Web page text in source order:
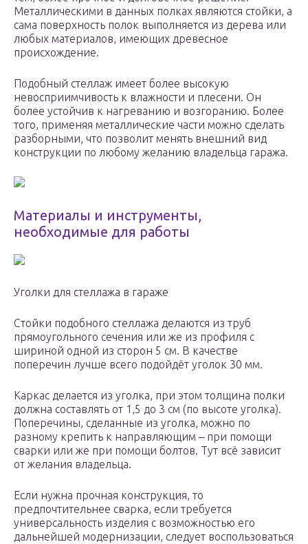
Металлическими в данных полках являются стойки, а
сама поверхность полок выполняется из дерева или
любых материалов, имеющих древесное
происхождение.
Подобный стеллаж имеет более высокую
невосприимчивость к влажности и плесени. Он
более устойчив к нагреванию и возгоранию. Более
того, применяя металлические части можно сделать
разборными, что позволит менять внешний вид
конструкции по любому желанию владельца гаража.
Материалы и инструменты,
необходимые для работы
Уголки для стеллажа в гараже
Стойки подобного стеллажа делаются из труб
прямоугольного сечения или же из профиля с
шириной одной из сторон 5 см. В качестве
поперечин лучше всего подойдёт уголок 30 мм.
Каркас делается из уголка, при этом толщина полки
должна составлять от 1,5 до 3 см (по высоте уголка).
Поперечины, сделанные из уголка, можно по
разному крепить к направляющим – при помощи
сварки или же при помощи болтов. Тут всё зависит
от желания владельца.
Если нужна прочная конструкция, то
предпочтительнее сварка, если требуется
универсальность изделия с возможностью его
дальнейшей модернизации, следует воспользоваться